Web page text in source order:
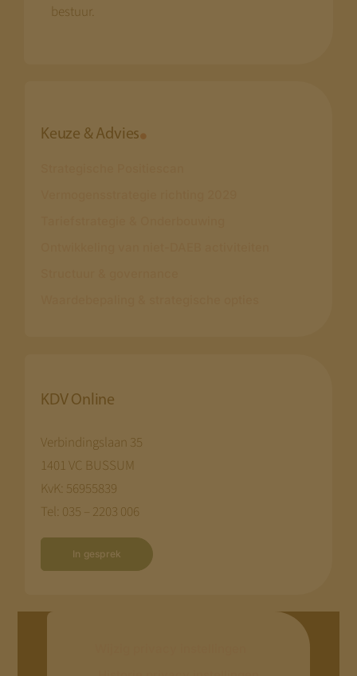
bestuur.
Keuze & Advies
KDV Online
Verbindingslaan 35
1401 VC BUSSUM
KvK: 56955839
Tel: 035 – 2203 006
In gesprek